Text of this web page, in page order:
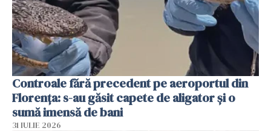
Controale fără precedent pe aeroportul din
Florența: s-au găsit capete de aligator și o
sumă imensă de bani
31 IULIE 2026